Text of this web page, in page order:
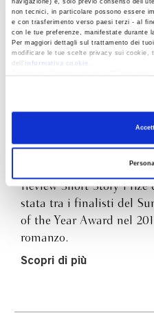
navigazione) e, solo previo consenso
non tecnici, in particolare possono essere
e con trasferimento verso paesi terzi - al
con le tue preferenze, manifestate durante
Per maggiori dettagli sul trattamento dei
modificare le tue scelte privacy sui cookie,
dell’
informativa cookie
Julia Armfield
Julia Armfield vive e
Lighthouse,Analog
Best British Short Stories
Review Short Story Prize
stata tra i finalisti del
of the Year Award nel
romanzo.
Scopri di più